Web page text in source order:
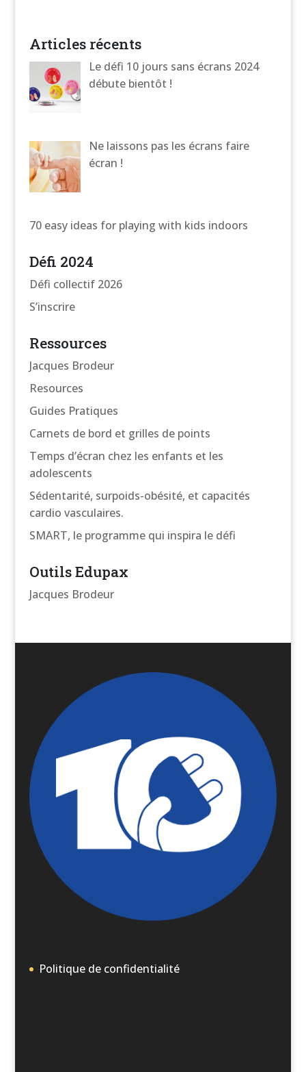
Articles récents
Le défi 10 jours sans écrans 2024
débute bientôt !
Ne laissons pas les écrans faire
écran !
70 easy ideas for playing with kids indoors
Défi 2024
Défi collectif 2026
S’inscrire
Ressources
Jacques Brodeur
Resources
Guides Pratiques
Carnets de bord et grilles de points
Temps d’écran chez les enfants et les
adolescents
Sédentarité, surpoids-obésité, et capacités
cardio vasculaires.
SMART, le programme qui inspira le défi
Outils Edupax
Jacques Brodeur
Politique de confidentialité